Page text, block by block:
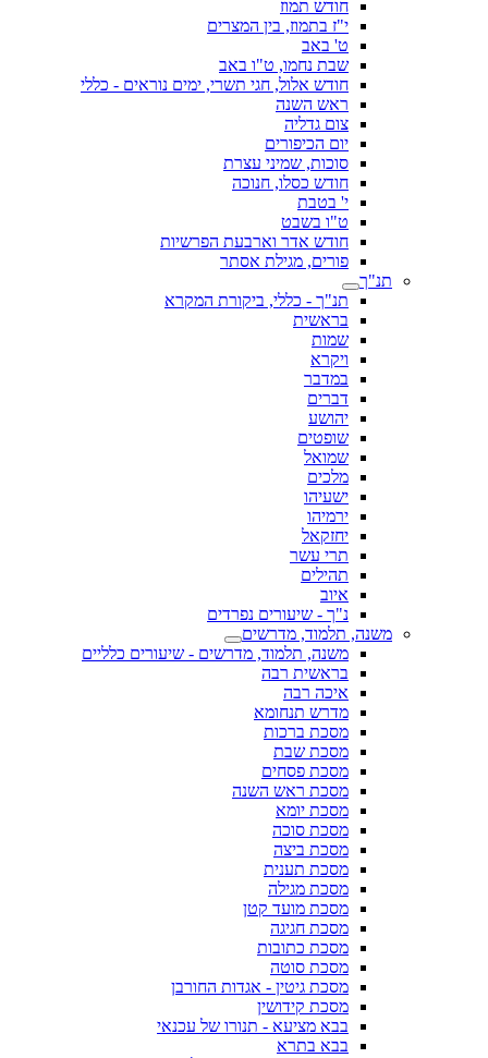
חודש תמוז
י"ז בתמוז, בין המצרים
ט' באב
שבת נחמו, ט"ו באב
חודש אלול, חגי תשרי, ימים נוראים - כללי
ראש השנה
צום גדליה
יום הכיפורים
סוכות, שמיני עצרת
חודש כסלו, חנוכה
י' בטבת
ט"ו בשבט
חודש אדר וארבעת הפרשיות
פורים, מגילת אסתר
תנ"ך
תנ"ך - כללי, ביקורת המקרא
בראשית
שמות
ויקרא
במדבר
דברים
יהושע
שופטים
שמואל
מלכים
ישעיהו
ירמיהו
יחזקאל
תרי עשר
תהילים
איוב
נ"ך - שיעורים נפרדים
משנה, תלמוד, מדרשים
משנה, תלמוד, מדרשים - שיעורים כלליים
בראשית רבה
איכה רבה
מדרש תנחומא
מסכת ברכות
מסכת שבת
מסכת פסחים
מסכת ראש השנה
מסכת יומא
מסכת סוכה
מסכת ביצה
מסכת תענית
מסכת מגילה
מסכת מועד קטן
מסכת חגיגה
מסכת כתובות
מסכת סוטה
מסכת גיטין - אגדות החורבן
מסכת קידושין
בבא מציעא - תנורו של עכנאי
בבא בתרא